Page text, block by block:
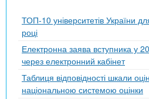
ТОП-10 університетів України
році
Електронна заява вступника у
через електронний кабінет
Таблиця відповідності шкали
національною системою оцінки